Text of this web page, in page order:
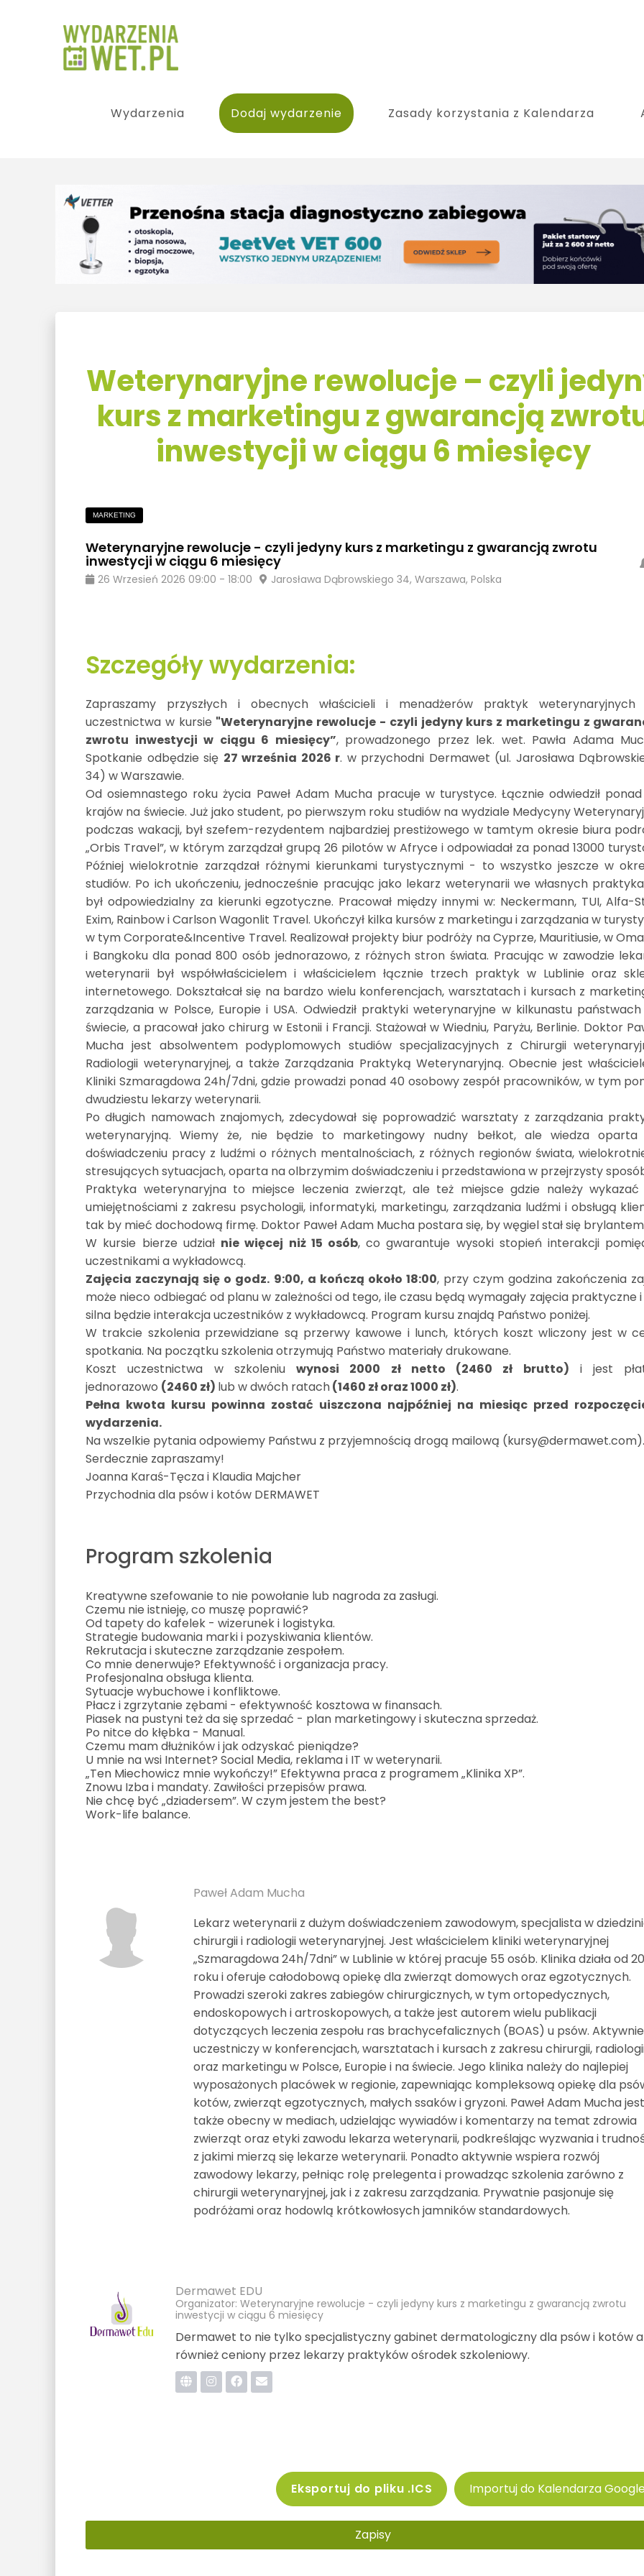
Wydarzenia Dodaj wydarzenie Zasady korzystania z Kalendarza
Weterynaryjne rewolucje – czyli
kurs z marketingu z gwarancją
inwestycji w ciągu 6 miesięcy
MARKETING
Weterynaryjne rewolucje - czyli jedyny kurs z marketingu z gwarancją zwrotu
inwestycji w ciągu 6 miesięcy
26 Wrzesień 2026 09:00 -18:00 Jarosława Dąbrowskiego 34, Warszawa, Polska
Szczegóły wydarzenia:
Zapraszamy przyszłych i obecnych właścicieli i menadżerów praktyk weterynaryjnych
uczestnictwa w kursie "Weterynaryjne rewolucje - czyli jedyny kurs z marketingu z
zwrotu inwestycji w ciągu 6 miesięcy”, prowadzonego przez lek. wet. Pawła Adama
Spotkanie odbędzie się 27 września 2026 r. w przychodni Dermawet (ul. Jarosława
34) w Warszawie.
Od osiemnastego roku życia Paweł Adam Mucha pracuje w turystyce. Łącznie odwiedził
krajów na świecie. Już jako student, po pierwszym roku studiów na wydziale Medycyny
podczas wakacji, był szefem-rezydentem najbardziej prestiżowego w tamtym okresie biura
„Orbis Travel”, w którym zarządzał grupą 26 pilotów w Afryce i odpowiadał za ponad 13000
Później wielokrotnie zarządzał różnymi kierunkami turystycznymi - to wszystko jeszcze w
studiów. Po ich ukończeniu, jednocześnie pracując jako lekarz weterynarii we własnych
był odpowiedzialny za kierunki egzotyczne. Pracował między innymi w: Neckermann, TUI, Alfa-
Exim, Rainbow i Carlson Wagonlit Travel. Ukończył kilka kursów z marketingu i zarządzania w
w tym Corporate&Incentive Travel. Realizował projekty biur podróży na Cyprze, Mauritiusie, w
i Bangkoku dla ponad 800 osób jednorazowo, z różnych stron świata. Pracując w zawodzie
weterynarii był współwłaścicielem i właścicielem łącznie trzech praktyk w Lublinie oraz
internetowego. Dokształcał się na bardzo wielu konferencjach, warsztatach i kursach z
zarządzania w Polsce, Europie i USA. Odwiedził praktyki weterynaryjne w kilkunastu
świecie, a pracował jako chirurg w Estonii i Francji. Stażował w Wiedniu, Paryżu, Berlinie. Doktor
Mucha jest absolwentem podyplomowych studiów specjalizacyjnych z Chirurgii
Radiologii weterynaryjnej, a także Zarządzania Praktyką Weterynaryjną. Obecnie jest
Kliniki Szmaragdowa 24h/7dni, gdzie prowadzi ponad 40 osobowy zespół pracowników, w tym
dwudziestu lekarzy weterynarii.
Po długich namowach znajomych, zdecydował się poprowadzić warsztaty z zarządzania
weterynaryjną. Wiemy że, nie będzie to marketingowy nudny bełkot, ale wiedza oparta
doświadczeniu pracy z ludźmi o różnych mentalnościach, z różnych regionów świata,
stresujących sytuacjach, oparta na olbrzymim doświadczeniu i przedstawiona w przejrzysty
Praktyka weterynaryjna to miejsce leczenia zwierząt, ale też miejsce gdzie należy wykazać
umiejętnościami z zakresu psychologii, informatyki, marketingu, zarządzania ludźmi i obsługą
tak by mieć dochodową firmę. Doktor Paweł Adam Mucha postara się, by węgiel stał się
W kursie bierze udział nie więcej niż 15 osób, co gwarantuje wysoki stopień interakcji
uczestnikami a wykładowcą.
Zajęcia zaczynają się o godz. 9:00, a kończą około 18:00, przy czym godzina zakończenia
może nieco odbiegać od planu w zależności od tego, ile czasu będą wymagały zajęcia praktyczne
silna będzie interakcja uczestników z wykładowcą. Program kursu znajdą Państwo poniżej.
W trakcie szkolenia przewidziane są przerwy kawowe i lunch, których koszt wliczony jest w
spotkania. Na początku szkolenia otrzymują Państwo materiały drukowane.
Koszt uczestnictwa w szkoleniuwynosi 2000 zł netto (2460 zł brutto) i jest
jednorazowo (2460 zł) lub w dwóch ratach(1460 zł oraz 1000 zł).
Pełna kwota kursu powinna zostać uiszczona najpóźniej na miesiąc przed
wydarzenia.
Na wszelkie pytania odpowiemy Państwu z przyjemnością drogą mailową
Serdecznie zapraszamy!
Joanna Karaś-Tęcza i Klaudia Majcher
Przychodnia dla psów i kotów DERMAWET
Program szkolenia
Kreatywne szefowanie to nie powołanie lub nagroda za zasługi.
Czemu nie istnieję, co muszę poprawić?
Od tapety do kafelek - wizerunek i logistyka.
Strategie budowania marki i pozyskiwania klientów.
Rekrutacja i skuteczne zarządzanie zespołem.
Co mnie denerwuje? Efektywność i organizacja pracy.
Profesjonalna obsługa klienta.
Sytuacje wybuchowe i konfliktowe.
Płacz i zgrzytanie zębami - efektywność kosztowa w finansach.
Piasek na pustyni też da się sprzedać - plan marketingowy i skuteczna sprzedaż.
Po nitce do kłębka - Manual.
Czemu mam dłużników i jak odzyskać pieniądze?
U mnie na wsi Internet? Social Media, reklama i IT w weterynarii.
„Ten Miechowicz mnie wykończy!” Efektywna praca z programem „Klinika XP”.
Znowu Izba i mandaty. Zawiłości przepisów prawa.
Nie chcę być „dziadersem”. W czym jestem the best?
Work-life balance.
Paweł Adam Mucha
Lekarz weterynarii z dużym doświadczeniem zawodowym, specjalista w
chirurgii i radiologii weterynaryjnej. Jest właścicielem kliniki weterynaryjnej
„Szmaragdowa 24h/7dni” w Lublinie w której pracuje 55 osób. Klinika działa od
roku i oferuje całodobową opiekę dla zwierząt domowych oraz egzotycznych.
Prowadzi szeroki zakres zabiegów chirurgicznych, w tym ortopedycznych,
endoskopowych i artroskopowych, a także jest autorem wielu publikacji
dotyczących leczenia zespołu ras brachycefalicznych (BOAS) u psów. Aktywnie
uczestniczy w konferencjach, warsztatach i kursach z zakresu chirurgii,
oraz marketingu w Polsce, Europie i na świecie. Jego klinika należy do najlepiej
wyposażonych placówek w regionie, zapewniając kompleksową opiekę dla
kotów, zwierząt egzotycznych, małych ssaków i gryzoni. Paweł Adam Mucha
także obecny w mediach, udzielając wywiadów i komentarzy na temat zdrowia
zwierząt oraz etyki zawodu lekarza weterynarii, podkreślając wyzwania i
z jakimi mierzą się lekarze weterynarii. Ponadto aktywnie wspiera rozwój
zawodowy lekarzy, pełniąc rolę prelegenta i prowadząc szkolenia zarówno z
chirurgii weterynaryjnej, jak i z zakresu zarządzania. Prywatnie pasjonuje się
podróżami oraz hodowlą krótkowłosych jamników standardowych.
Dermawet EDU
Organizator: Weterynaryjne rewolucje - czyli jedyny kurs z marketingu z gwarancją zwrotu
inwestycji w ciągu 6 miesięcy
Dermawet to nie tylko specjalistyczny gabinet dermatologiczny dla psów i kotów
również ceniony przez lekarzy praktyków ośrodek szkoleniowy.
Eksportuj do pliku .ICS Importuj do Kalendarza
Zapisy